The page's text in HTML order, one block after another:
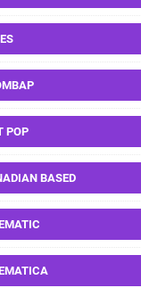
POP
BASED